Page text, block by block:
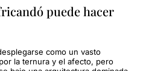
puede hacer
como un vasto
la ternura y el afecto, pero